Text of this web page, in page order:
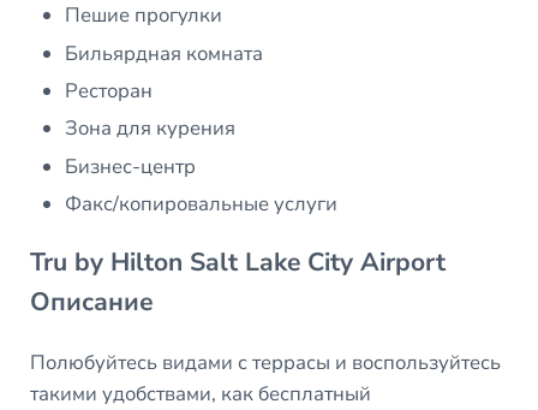
Пешие прогулки
Бильярдная комната
Ресторан
Зона для курения
Бизнес-центр
Факс/копировальные услуги
Tru by Hilton Salt Lake City Airport
Описание
Полюбуйтесь видами с террасы и воспользуйтесь
такими удобствами, как бесплатный